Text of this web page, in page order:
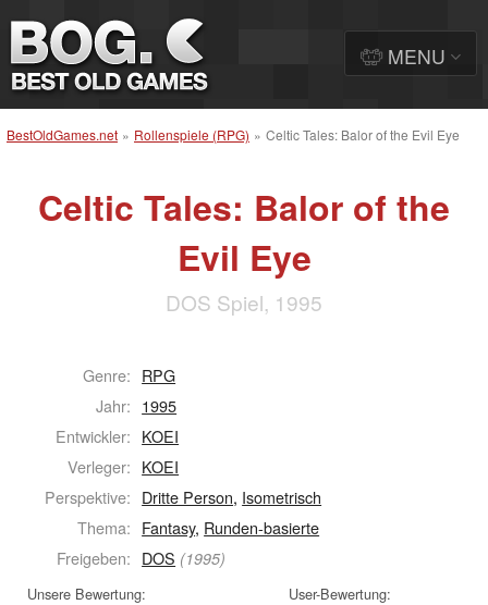
BestOldGames.net » Rollenspiele (RPG) » Celtic Tales: Balor of the Evil Eye
Celtic Tales: Balor of the
Evil Eye
DOS Spiel, 1995
Genre: RPG
Jahr: 1995
Entwickler: KOEI
Verleger: KOEI
Perspektive: Dritte Person, Isometrisch
Thema: Fantasy, Runden-basierte
Freigeben: DOS (1995)
Unsere Bewertung: User-Bewertung:
MENU